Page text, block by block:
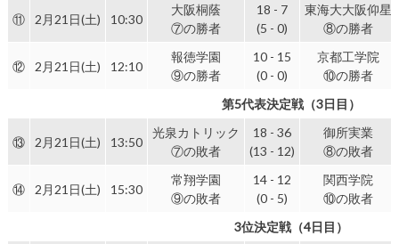
⑪ 2月21日(土) 10:30
大阪桐蔭
⑦の勝者
18 - 7
(5 - 0)
東海大大阪仰星
⑧の勝者
⑫ 2月21日(土) 12:10
報徳学園
⑨の勝者
10 - 15
(0 - 0)
京都工学院
⑩の勝者
第5代表決定戦（3日目）
⑬ 2月21日(土) 13:50
光泉カトリック
⑦の敗者
18 - 36
(13 - 12)
御所実業
⑧の敗者
⑭ 2月21日(土) 15:30
常翔学園
⑨の敗者
14 - 12
(0 - 5)
関西学院
⑩の敗者
3位決定戦（4日目）